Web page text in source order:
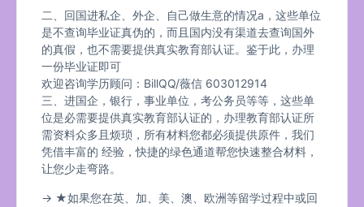
二、回国进私企、外企、自己做生意的情况a，这些单位
是不查询毕业证真伪的，而且国内没有渠道去查询国外
的真假，也不需要提供真实教育部认证。鉴于此，办理
一份毕业证即可
欢迎咨询学历顾问：BillQQ/薇信 603012914
三、进国企，银行，事业单位，考公务员等等，这些单
位是必需要提供真实教育部认证的，办理教育部认证所
需资料众多且烦琐，所有材料您都必须提供原件，我们
凭借丰富的 经验，快捷的绿色通道帮您快速整合材料，
让您少走弯路。
→ ★如果您在英、加、美、澳、欧洲等留学过程中或回